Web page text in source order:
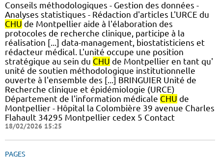
Conseils méthodologiques - Gestion des données -
Analyses statistiques - Rédaction d'articles L'URCE du
CHU de Montpellier aide à l'élaboration des
protocoles de recherche clinique, participe à la
réalisation [...] data-management, biostatisticiens et
rédacteur médical. L'unité occupe une position
stratégique au sein du CHU de Montpellier en tant qu'
unité de soutien méthodologique institutionnelle
ouverte à l'ensemble des [...] BRINGUIER Unité de
Recherche clinique et épidémiologie (URCE)
Département de l'information médicale CHU de
Montpellier - Hôpital la Colombière 39 avenue Charles
Flahault 34295 Montpellier cedex 5 Contact
18/02/2026 15:25
PAGES